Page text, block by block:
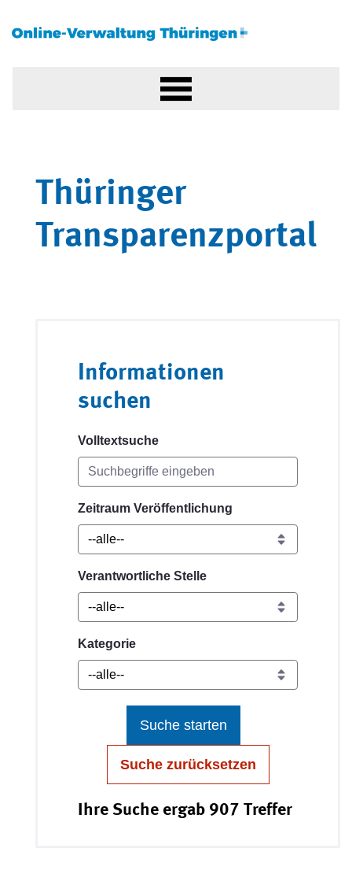
Thüringer
Transparenzportal
Informationen
suchen
Volltextsuche
Zeitraum Veröffentlichung
Verantwortliche Stelle
Kategorie
Suche starten
Suche zurücksetzen
Ihre Suche ergab 907 Treffer